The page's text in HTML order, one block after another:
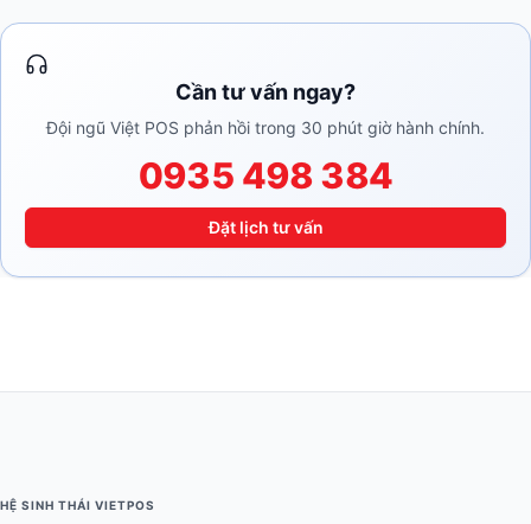
Cần tư vấn ngay?
Đội ngũ Việt POS phản hồi trong 30 phút giờ hành chính.
0935 498 384
Đặt lịch tư vấn
HỆ SINH THÁI VIETPOS